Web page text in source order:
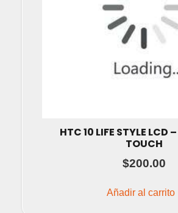
HTC 10 LIFE STYLE LCD
TOUCH
$200.00
Añadir al carrito